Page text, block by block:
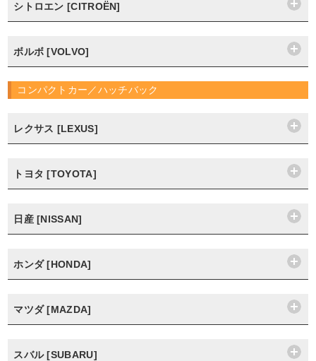
シトロエン [CITROËN]
ボルボ [VOLVO]
コンパクトカー／ハッチバック
レクサス [LEXUS]
トヨタ [TOYOTA]
日産 [NISSAN]
ホンダ [HONDA]
マツダ [MAZDA]
スバル [SUBARU]